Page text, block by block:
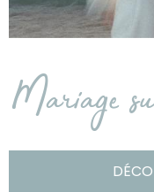
Mariage